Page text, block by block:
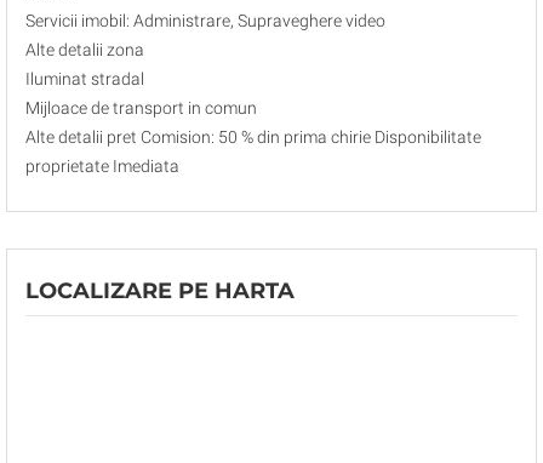
Servicii imobil: Administrare, Supraveghere video
Alte detalii zona
Iluminat stradal
Mijloace de transport in comun
Alte detalii pret Comision: 50 % din prima chirie Disponibilitate
proprietate Imediata
LOCALIZARE PE HARTA